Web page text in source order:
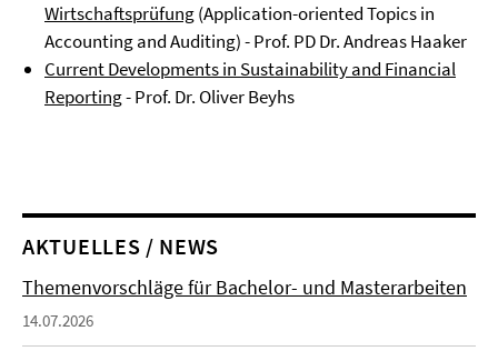
Wirtschaftsprüfung(Application-oriented Topics in
Accounting and Auditing) - Prof. PD Dr. Andreas Haaker
Current Developments in Sustainability and Financial
Reporting- Prof. Dr. Oliver Beyhs
AKTUELLES / NEWS
Themenvorschläge für Bachelor- und Masterarbeiten
14.07.2026